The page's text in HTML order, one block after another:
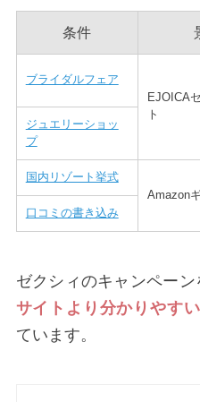
条件
ブライダルフェア
EJOICA
ト
ジュエリーショッ
プ
国内リゾート挙式
Amazon
口コミの書き込み
ゼクシィのキャンペー
サイトより分かりやす
ています。